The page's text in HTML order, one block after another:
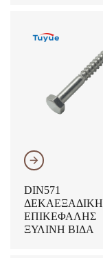
𐃔
DIN571
ΔΕΚΑΕΞΑΔΙΚΉ
ΕΠΙΚΕΦΑΛΉΣ
ΞΎΛΙΝΗ ΒΊΔΑ